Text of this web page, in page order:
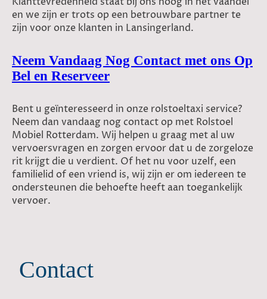
en we zijn er trots op een betrouwbare partner te
zijn voor onze klanten in Lansingerland.
Neem Vandaag Nog Contact met ons Op
Bel en Reserveer
Bent u geïnteresseerd in onze rolstoeltaxi service?
Neem dan vandaag nog contact op met Rolstoel
Mobiel Rotterdam. Wij helpen u graag met al uw
vervoersvragen en zorgen ervoor dat u de zorgeloze
rit krijgt die u verdient. Of het nu voor uzelf, een
familielid of een vriend is, wij zijn er om iedereen te
ondersteunen die behoefte heeft aan toegankelijk
vervoer.
Contact